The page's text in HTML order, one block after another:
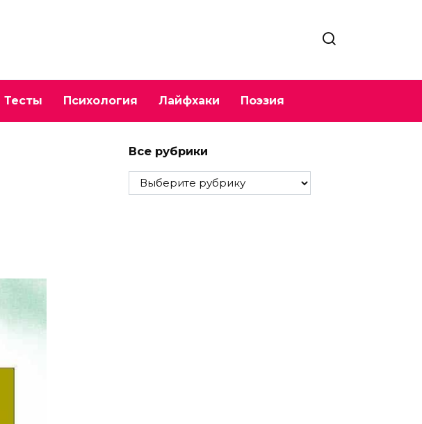
Тесты Психология Лайфхаки Поэзия
Все рубрики
Все
рубрики